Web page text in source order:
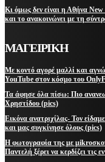
Κι όμως δεν είναι η Αθήνα
και το ανακοινώνει με τη
ΜΑΓΕΙΡΙΚΗ
Με κοντό αγορέ μαλλί και
YouTube στον κόσμο του
Τα άφησε όλα πίσω: Πιο
Χρηστίδου (pics)
Εικόνα ανατριχίλας- Τον
και μας συγκίνησε όλους (pics)
Η φωτογραφία της με
Παντελή ξέρει να κερδίζει τις